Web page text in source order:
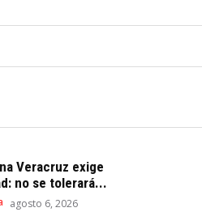
Veracruz exige
no se tolerará...
agosto 6, 2026